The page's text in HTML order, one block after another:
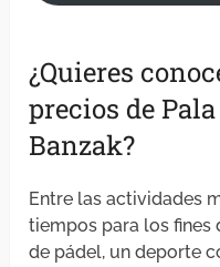
¿Quieres
precios de
Banzak?
Entre las actividades
tiempos para los fines
de pádel, un deporte